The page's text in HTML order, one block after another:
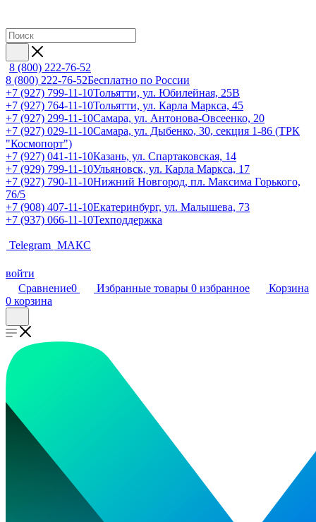
8 (800) 222-76-52
8 (800) 222-76-52Бесплатно по России
+7 (927) 799-11-10Тольятти, ул. Юбилейная, 25В
+7 (927) 764-11-10Тольятти, ул. Карла Маркса, 45
+7 (927) 299-11-10Самара, ул. Антонова-Овсеенко, 20
+7 (927) 029-11-10Самара, ул. Дыбенко, 30, секция 1-86 (ТРК
"Космопорт")
+7 (927) 041-11-10Казань, ул. Спартаковская, 14
+7 (929) 799-11-10Ульяновск, ул. Карла Маркса, 17
+7 (927) 790-11-10Нижний Новгород, пл. Максима Горького,
76/5
+7 (908) 407-11-10Екатеринбург, ул. Малышева, 73
+7 (937) 066-11-10Техподдержка
Telegram МАКС
войти
Сравнение0 Избранные товары 0 избранное
Корзина
0 корзина